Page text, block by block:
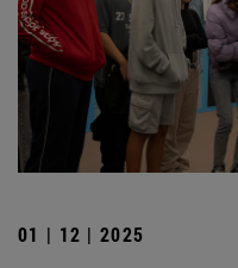
01 | 12 | 2025